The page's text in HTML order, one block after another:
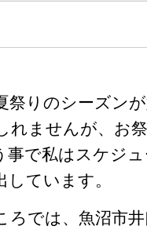
りのシーズン
れませんが、お
事で私はスケジ
ています。
では、魚沼市